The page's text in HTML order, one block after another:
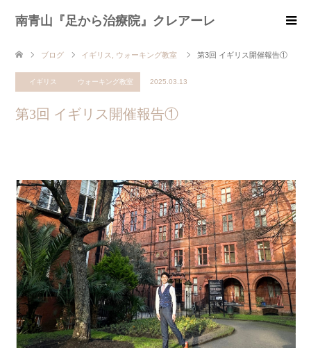
南青山『足から治療院』クレアーレ
ブログ イギリス ウォーキング教室 第3回 イギリス開催報告①
イギリス ウォーキング教室 2025.03.13
第3回 イギリス開催報告①